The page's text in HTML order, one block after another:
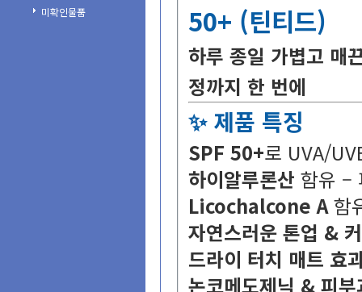
미확인물품
50+(틴티드)
하루종일가볍고매
정까지한번에
✨제품특징
SPF50+로UVA/
하이알루론산 함유–
LicochalconeA함
자연스러운톤업&
드라이터치매트효
논코메도제닉&피